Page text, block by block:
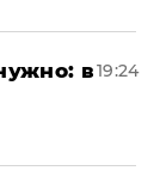
в19:24